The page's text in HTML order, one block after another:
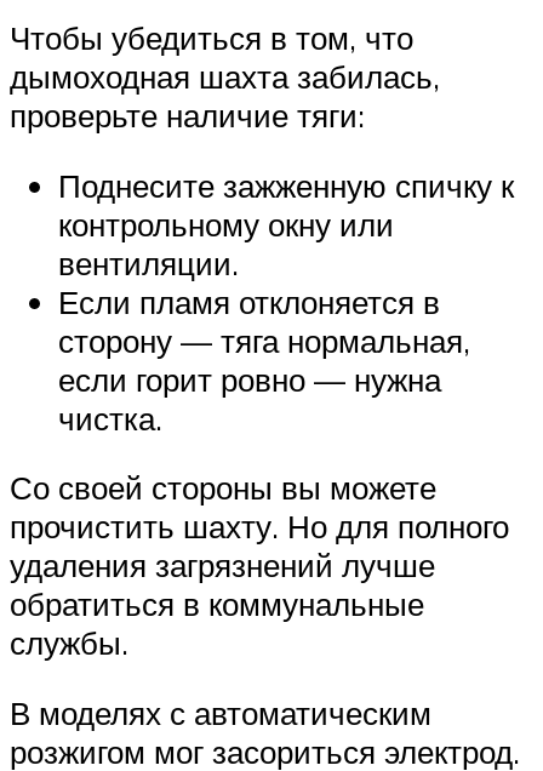
Чтобы убедиться в том, что
дымоходная шахта забилась,
проверьте наличие тяги:
Поднесите зажженную спичку к
контрольному окну или
вентиляции.
Если пламя отклоняется в
сторону — тяга нормальная,
если горит ровно — нужна
чистка.
Со своей стороны вы можете
прочистить шахту. Но для полного
удаления загрязнений лучше
обратиться в коммунальные
службы.
В моделях с автоматическим
розжигом мог засориться электрод.